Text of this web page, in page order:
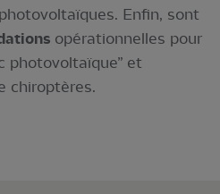
Enfin, sont
opérationnelles pour
photovoltaïque” et
chiroptères.